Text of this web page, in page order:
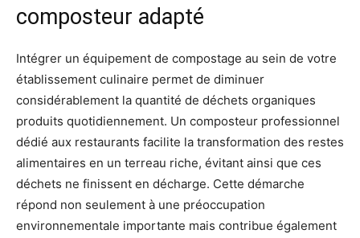
composteur adapté
Intégrer un équipement de compostage au sein de votre
établissement culinaire permet de diminuer
considérablement la quantité de déchets organiques
produits quotidiennement. Un composteur professionnel
dédié aux restaurants facilite la transformation des restes
alimentaires en un terreau riche, évitant ainsi que ces
déchets ne finissent en décharge. Cette démarche
répond non seulement à une préoccupation
environnementale importante mais contribue également